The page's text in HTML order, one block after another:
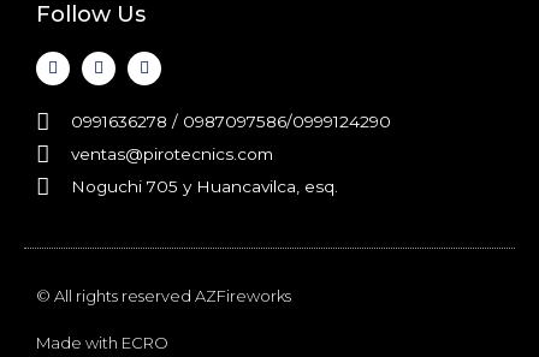
Follow Us
0991636278 / 0987097586/0999124290
ventas@pirotecnics.com​
Noguchi 705 y Huancavilca, esq.
© All rights reserved AZFireworks
Made with ECRO